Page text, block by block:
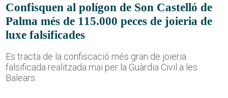
Confisquen al polígon de Son Castelló de
Palma més de 115.000 peces de joieria de
luxe falsificades
Es tracta de la confiscació més gran de joieria
falsificada realitzada mai per la Guàrdia Civil a les
Balears